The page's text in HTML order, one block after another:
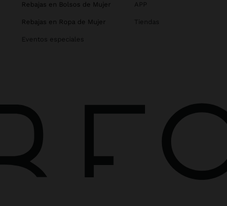
Rebajas en Bolsos de Mujer
Rebajas en Ropa de Mujer
Eventos especiales
APP
Tiendas